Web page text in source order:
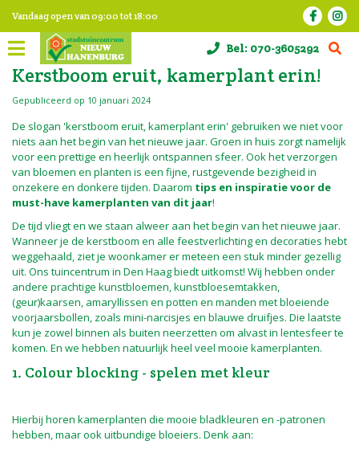
n
Vandaag open van09:00tot18:00
Bel: 070-3605292
Kerstboom eruit, kamerplant erin!
Gepubliceerd op 10 januari 2024
De slogan 'kerstboom eruit, kamerplant erin' gebruiken we niet voor
niets aan het begin van het nieuwe jaar. Groen in huis zorgt namelijk
voor een prettige en heerlijk ontspannen sfeer. Ook het verzorgen
van bloemen en planten is een fijne, rustgevende bezigheid in
onzekere en donkere tijden. Daarom tips en inspiratie voor de
must-have kamerplanten van dit jaar!
De tijd vliegt en we staan alweer aan het begin van het nieuwe jaar.
Wanneer je de kerstboom en alle feestverlichting en decoraties hebt
weggehaald, ziet je woonkamer er meteen een stuk minder gezellig
uit. Ons tuincentrum in Den Haag biedt uitkomst! Wij hebben onder
andere prachtige kunstbloemen, kunstbloesemtakken,
(geur)kaarsen, amaryllissen en potten en manden met bloeiende
voorjaarsbollen, zoals mini-narcisjes en blauwe druifjes. Die laatste
kun je zowel binnen als buiten neerzetten om alvast in lentesfeer te
komen. En we hebben natuurlijk heel veel mooie kamerplanten.
1. Colour blocking - spelen met kleur
Hierbij horen kamerplanten die mooie bladkleuren en -patronen
hebben, maar ook uitbundige bloeiers. Denk aan: